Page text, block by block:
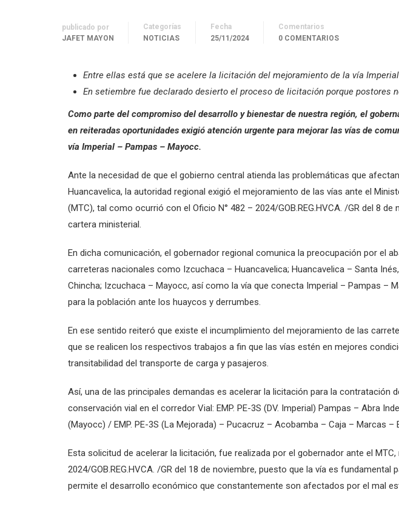
publicado por
JAFET MAYON
Categorías
NOTICIAS
Fecha
25/11/2024
Comentarios
0 COMENTARIOS
Entre ellas está que se acelere la licitación del mejoramiento de la vía
En setiembre fue declarado desierto el proceso de licitación porque postores
Como parte del compromiso del desarrollo y bienestar de nuestra región, el
en reiteradas oportunidades exigió atención urgente para mejorar las vías de
vía Imperial – Pampas – Mayocc.
Ante la necesidad de que el gobierno central atienda las problemáticas que
Huancavelica, la autoridad regional exigió el mejoramiento de las vías ante el
(MTC), tal como ocurrió con el Oficio N° 482 – 2024/GOB.REG.HVCA. /GR del 8
cartera ministerial.
En dicha comunicación, el gobernador regional comunica la preocupación por el
carreteras nacionales como Izcuchaca – Huancavelica; Huancavelica – Santa
Chincha; Izcuchaca – Mayocc, así como la vía que conecta Imperial – Pampas –
para la población ante los huaycos y derrumbes.
En ese sentido reiteró que existe el incumplimiento del mejoramiento de las
que se realicen los respectivos trabajos a fin que las vías estén en mejores
transitabilidad del transporte de carga y pasajeros.
Así, una de las principales demandas es acelerar la licitación para la contratación
conservación vial en el corredor Vial: EMP. PE-3S (DV. Imperial) Pampas – Abra
(Mayocc) / EMP. PE-3S (La Mejorada) – Pucacruz – Acobamba – Caja – Marcas –
Esta solicitud de acelerar la licitación, fue realizada por el gobernador ante el MTC,
2024/GOB.REG.HVCA. /GR del 18 de noviembre, puesto que la vía es fundamental
permite el desarrollo económico que constantemente son afectados por el mal